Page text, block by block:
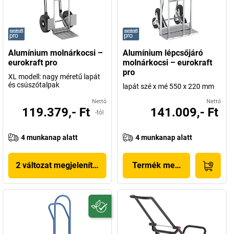
Alumínium molnárkocsi –
eurokraft pro
XL modell: nagy méretű lapát
és csúszótalpak
Nettó
119.379,- Ft -tól
4 munkanap alatt
2 változat megjelenítése
Alumínium lépcsőjáró
molnárkocsi – eurokraft
pro
lapát szé x mé 550 x 220 mm
Nettó
141.009,- Ft
4 munkanap alatt
Termék megjelenítése